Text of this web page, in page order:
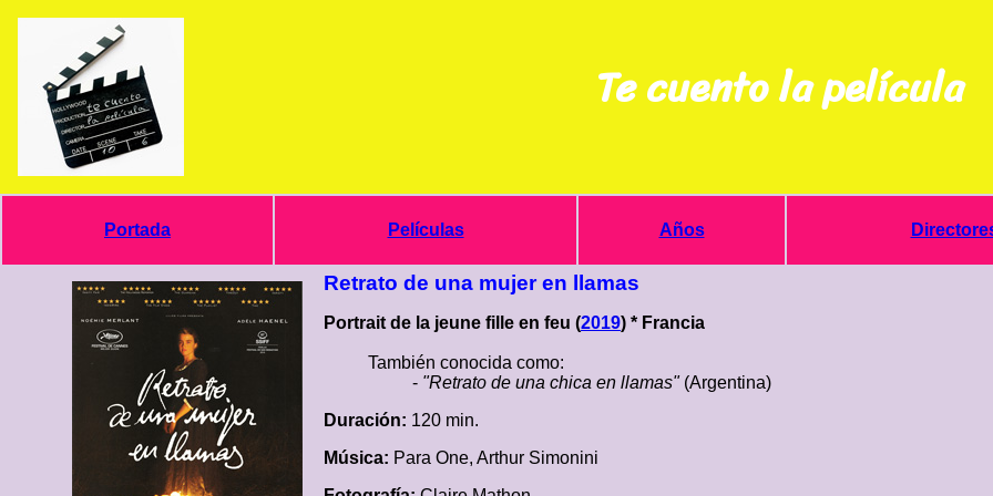
Te cuento la película
Portada Películas Años
Retrato de una mujer en llamas
Portrait de la jeune fille en feu (2019) * Francia
También conocida como:
- "Retrato de una chica en llamas"(Argentina)
Duración: 120 min.
Música: Para One, Arthur Simonini